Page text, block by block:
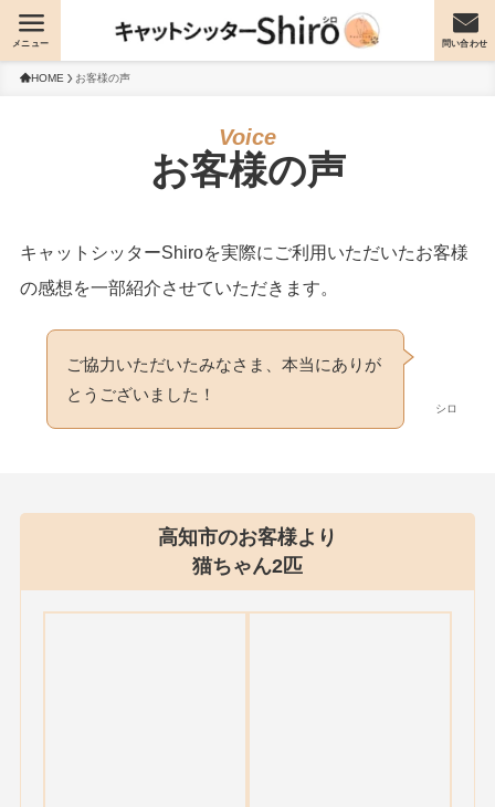
問い合わせ
メニュー
HOME お客様の声
お客様の声
キャットシッターShiroを実際にご利用いただいたお客様
の感想を一部紹介させていただきます。
シロ
ご協力いただいたみなさま、本当にありが
とうございました！
高知市のお客様より
猫ちゃん2匹